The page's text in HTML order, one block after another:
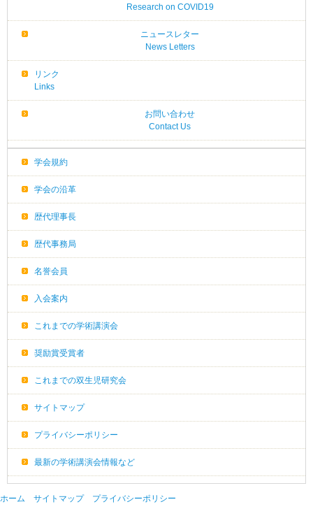
Research on COVID19
ニュースレター
News Letters
リンク
Links
お問い合わせ
Contact Us
学会規約
学会の沿革
歴代理事長
歴代事務局
名誉会員
入会案内
これまでの学術講演会
奨励賞受賞者
これまでの双生児研究会
サイトマップ
プライバシーポリシー
最新の学術講演会情報など
ホーム サイトマップ プライバシーポリシー